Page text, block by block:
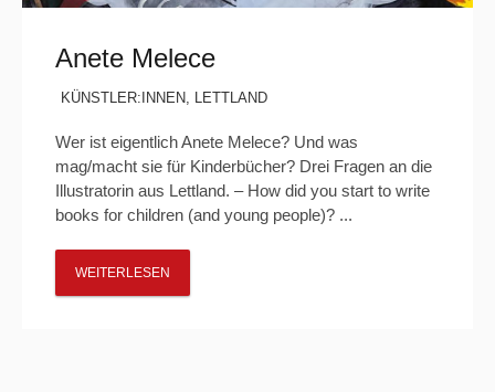
Anete Melece
KÜNSTLER:INNEN, LETTLAND
Wer ist eigentlich Anete Melece? Und was
mag/macht sie für Kinderbücher? Drei Fragen an die
Illustratorin aus Lettland. – How did you start to write
books for children (and young people)? ...
WEITERLESEN